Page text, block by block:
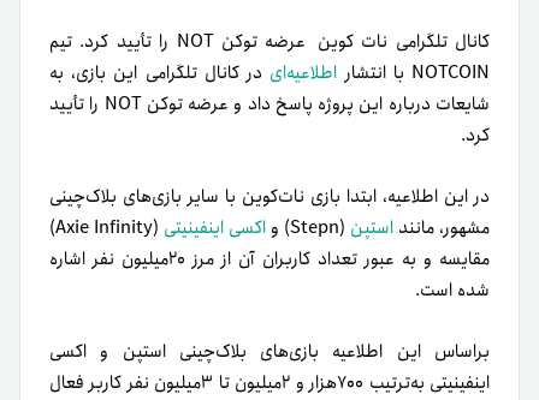
کانال تلگرامی نات کوین
عرضه توکن NOT را تأیید کرد. تیم
NOTCOIN با انتشار
اطلاعیه‌ای در کانال تلگرامی این بازی، به
شایعات درباره این پروژه پاسخ داد و عرضه توکن NOT را تأیید
کرد.
در این اطلاعیه، ابتدا بازی نات‌کوین با سایر بازی‌های بلاک‌چینی
مشهور، مانند استپن (Stepn) و اکسی اینفینیتی
(Axie Infinity)
مقایسه و به عبور تعداد کاربران آن از مرز ۲۰میلیون نفر اشاره
شده است.
براساس این اطلاعیه بازی‌های بلاک‌چینی استپن و اکسی
اینفینیتی به‌ترتیب ۷۰۰هزار و ۲میلیون تا ۳میلیون نفر کاربر فعال